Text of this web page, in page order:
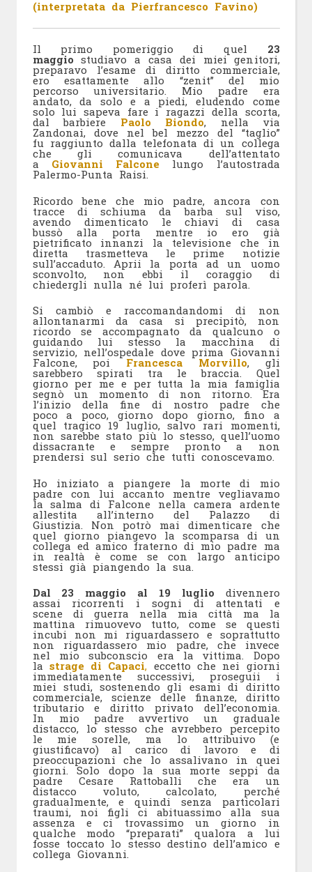
(interpretata da Pierfrancesco Favino)
Il primo pomeriggio di quel 23
maggio studiavo a casa dei miei genitori,
preparavo l’esame di diritto commerciale,
ero esattamente allo “zenit” del mio
percorso universitario. Mio padre era
andato, da solo e a piedi, eludendo come
solo lui sapeva fare i ragazzi della scorta,
dal barbiere Paolo Biondo, nella via
Zandonai, dove nel bel mezzo del “taglio”
fu raggiunto dalla telefonata di un collega
che gli comunicava dell’attentato
a Giovanni Falcone lungo l’autostrada
Palermo-Punta Raisi.
Ricordo bene che mio padre, ancora con
tracce di schiuma da barba sul viso,
avendo dimenticato le chiavi di casa
bussò alla porta mentre io ero già
pietrificato innanzi la televisione che in
diretta trasmetteva le prime notizie
sull’accaduto. Aprii la porta ad un uomo
sconvolto, non ebbi il coraggio di
chiedergli nulla né lui proferì parola.
Si cambiò e raccomandandomi di non
allontanarmi da casa si precipitò, non
ricordo se accompagnato da qualcuno o
guidando lui stesso la macchina di
servizio, nell’ospedale dove prima Giovanni
Falcone, poi Francesca Morvillo, gli
sarebbero spirati tra le braccia. Quel
giorno per me e per tutta la mia famiglia
segnò un momento di non ritorno. Era
l’inizio della fine di nostro padre che
poco a poco, giorno dopo giorno, fino a
quel tragico 19 luglio, salvo rari momenti,
non sarebbe stato più lo stesso, quell’uomo
dissacrante e sempre pronto a non
prendersi sul serio che tutti conoscevamo.
Ho iniziato a piangere la morte di mio
padre con lui accanto mentre vegliavamo
la salma di Falcone nella camera ardente
allestita all’interno del Palazzo di
Giustizia. Non potrò mai dimenticare che
quel giorno piangevo la scomparsa di un
collega ed amico fraterno di mio padre ma
in realtà è come se con largo anticipo
stessi già piangendo la sua.
Dal 23 maggio al 19 luglio divennero
assai ricorrenti i sogni di attentati e
scene di guerra nella mia città ma la
mattina rimuovevo tutto, come se questi
incubi non mi riguardassero e soprattutto
non riguardassero mio padre, che invece
nel mio subconscio era la vittima. Dopo
la strage di Capaci, eccetto che nei giorni
immediatamente successivi, proseguii i
miei studi, sostenendo gli esami di diritto
commerciale, scienze delle finanze, diritto
tributario e diritto privato dell’economia.
In mio padre avvertivo un graduale
distacco, lo stesso che avrebbero percepito
le mie sorelle, ma lo attribuivo (e
giustificavo) al carico di lavoro e di
preoccupazioni che lo assalivano in quei
giorni. Solo dopo la sua morte seppi da
padre Cesare Rattoballi che era un
distacco voluto, calcolato, perché
gradualmente, e quindi senza particolari
traumi, noi figli ci abituassimo alla sua
assenza e ci trovassimo un giorno in
qualche modo “preparati” qualora a lui
fosse toccato lo stesso destino dell’amico e
collega Giovanni.